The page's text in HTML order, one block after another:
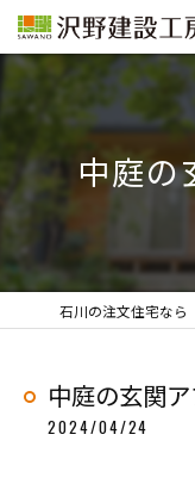
中庭の
中庭の玄関
2024/04/24